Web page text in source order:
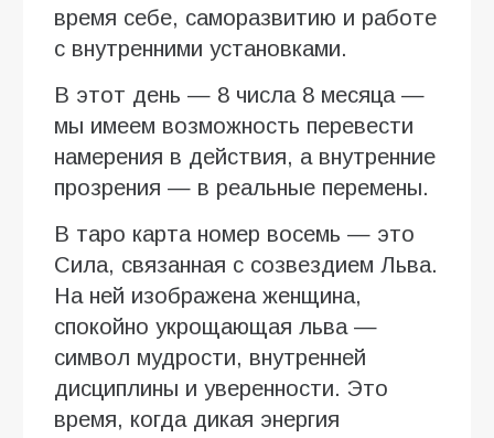
время себе, саморазвитию и работе
с внутренними установками.
В этот день — 8 числа 8 месяца —
мы имеем возможность перевести
намерения в действия, а внутренние
прозрения — в реальные перемены.
В таро карта номер восемь — это
Сила, связанная с созвездием Льва.
На ней изображена женщина,
спокойно укрощающая льва —
символ мудрости, внутренней
дисциплины и уверенности. Это
время, когда дикая энергия